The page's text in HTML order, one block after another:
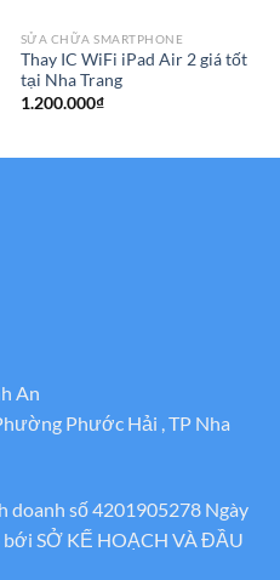
SỬA CHỮA SMARTPHONE
Thay IC WiFi iPad Air 2 giá tốt
tại Nha Trang
1.200.000₫
An
Phước Hải , TP Nha
doanh số 4201905278 Ngày
bới SỞ KẾ HOẠCH VÀ ĐẦU